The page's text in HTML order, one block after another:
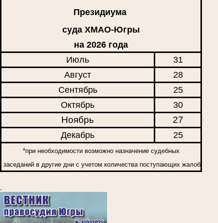
Президиума
суда ХМАО-Югры
на 2026 года
Июль
31
Август
28
Сентябрь
25
Октябрь
30
Ноябрь 27
Декабрь 25
*при необходимости возможно назначение судебных
заседаний в другие дни с учетом количества поступающих жалоб